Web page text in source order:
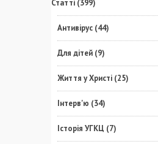
Статті (399)
Антивірус (44)
Для дітей (9)
Життя у Христі (25)
Інтерв'ю (34)
Історія УГКЦ (7)